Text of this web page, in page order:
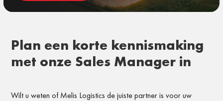
Plan een korte kennismaking
met onze Sales Manager in
Wilt u weten of Melis Logistics de juiste partner is voor uw